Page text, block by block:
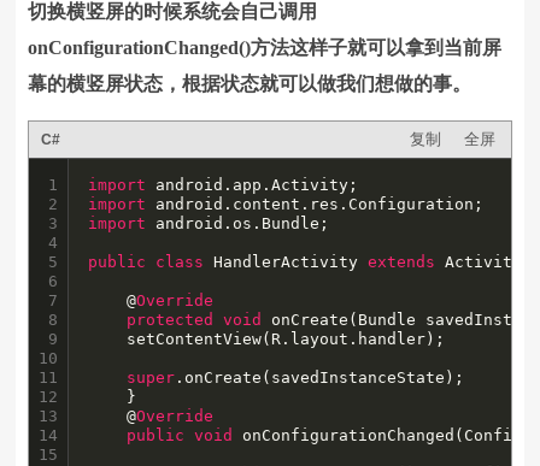
切换横竖屏的时候系统会自己调用
onConfigurationChanged()方法这样子就可以拿到当前屏
幕的横竖屏状态，根据状态就可以做我们想做的事。
C# 复制 全屏
1
2
3
4
5
6
7
8
9
10
11
12
13
14
15
import
import
import android.os.Bundle;
public class HandlerActivity extends Activity
    @
Override
protected
void
onCreate(Bundle
super .onCreate(savedInstanceState);
    }
    @
Override
public
void